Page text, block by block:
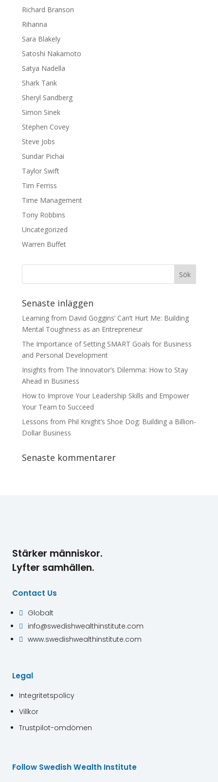
Richard Branson
Rihanna
Sara Blakely
Satoshi Nakamoto
Satya Nadella
Shark Tank
Sheryl Sandberg
Simon Sinek
Stephen Covey
Steve Jobs
Sundar Pichai
Taylor Swift
Tim Ferriss
Time Management
Tony Robbins
Uncategorized
Warren Buffet
Senaste inläggen
Learning from David Goggins’ Can’t Hurt Me: Building
Mental Toughness as an Entrepreneur
The Importance of Setting SMART Goals for Business
and Personal Development
Insights from The Innovator’s Dilemma: How to Stay
Ahead in Business
How to Improve Your Leadership Skills and Empower
Your Team to Succeed
Lessons from Phil Knight’s Shoe Dog: Building a Billion-
Dollar Business
Senaste kommentarer
Stärker människor.
Lyfter samhällen.
Contact Us
 Globalt
 info@swedishwealthinstitute.com
 www.swedishwealthinstitute.com
Legal
Integritetspolicy
Villkor
Trustpilot-omdömen
Follow Swedish Wealth Institute